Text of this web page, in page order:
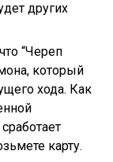
других
“Череп
который
хода. Как
карту.